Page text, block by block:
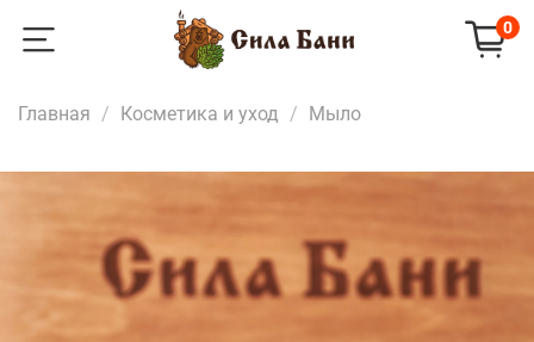
0
Главная Косметика и уход Мыло